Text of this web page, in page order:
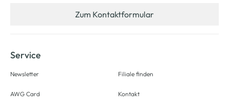
Zum Kontaktformular
Service
Newsletter
AWG Card
Filiale finden
Kontakt